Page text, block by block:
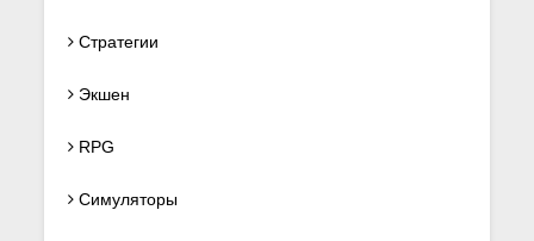
Стратегии
Экшен
RPG
Симуляторы